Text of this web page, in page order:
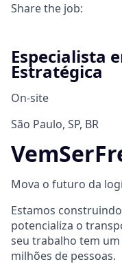
Share the job:
Especialista
Estratégica
On-site
São Paulo, SP, BR
Mova o futuro da
Estamos
potencializa o
seu trabalho tem
milhões de pessoas.